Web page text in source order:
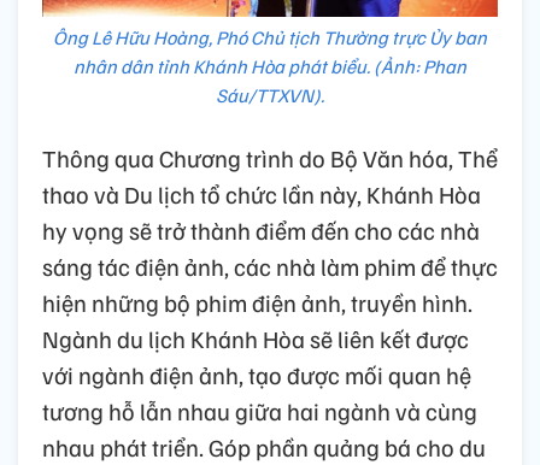
Ông Lê Hữu Hoàng, Phó Chủ tịch Thường trực Ủy ban
nhân dân tỉnh Khánh Hòa phát biểu. (Ảnh: Phan
Sáu/TTXVN).
Thông qua Chương trình do Bộ Văn hóa, Thể
thao và Du lịch tổ chức lần này, Khánh Hòa
hy vọng sẽ trở thành điểm đến cho các nhà
sáng tác điện ảnh, các nhà làm phim để thực
hiện những bộ phim điện ảnh, truyền hình.
Ngành du lịch Khánh Hòa sẽ liên kết được
với ngành điện ảnh, tạo được mối quan hệ
tương hỗ lẫn nhau giữa hai ngành và cùng
nhau phát triển. Góp phần quảng bá cho du